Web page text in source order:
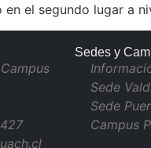
en el segundo lugar a
Sedes y
Sede
Sede
Campus